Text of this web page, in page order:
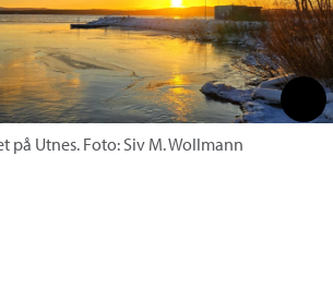
på Utnes. Foto: Siv M. Wollmann